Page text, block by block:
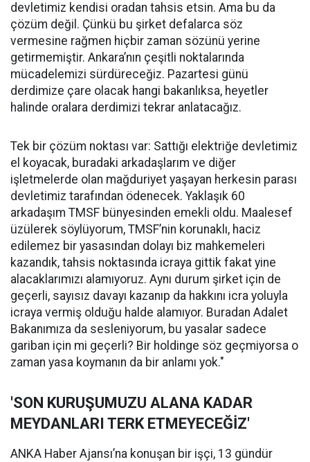
devletimiz kendisi oradan tahsis etsin. Ama bu da
çözüm değil. Çünkü bu şirket defalarca söz
vermesine rağmen hiçbir zaman sözünü yerine
getirmemiştir. Ankara’nın çeşitli noktalarında
mücadelemizi sürdüreceğiz. Pazartesi günü
derdimize çare olacak hangi bakanlıksa, heyetler
halinde oralara derdimizi tekrar anlatacağız.
Tek bir çözüm noktası var: Sattığı elektriğe devletimiz
el koyacak, buradaki arkadaşlarım ve diğer
işletmelerde olan mağduriyet yaşayan herkesin parası
devletimiz tarafından ödenecek. Yaklaşık 60
arkadaşım TMSF bünyesinden emekli oldu. Maalesef
üzülerek söylüyorum, TMSF’nin korunaklı, haciz
edilemez bir yasasından dolayı biz mahkemeleri
kazandık, tahsis noktasında icraya gittik fakat yine
alacaklarımızı alamıyoruz. Aynı durum şirket için de
geçerli, sayısız davayı kazanıp da hakkını icra yoluyla
icraya vermiş olduğu halde alamıyor. Buradan Adalet
Bakanımıza da sesleniyorum, bu yasalar sadece
gariban için mi geçerli? Bir holdinge söz geçmiyorsa o
zaman yasa koymanın da bir anlamı yok."
'SON KURUŞUMUZU ALANA KADAR
MEYDANLARI TERK ETMEYECEĞİZ'
ANKA Haber Ajansı’na konuşan bir işçi, 13 gündür